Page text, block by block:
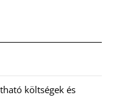
költségek és